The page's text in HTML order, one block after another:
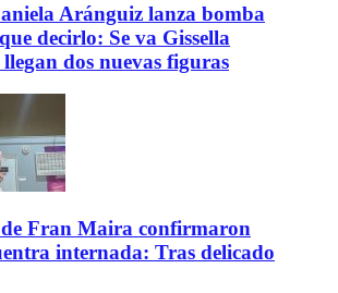
Aránguiz lanza bomba
decirlo: Se va Gissella
dos nuevas figuras
Fran Maira confirmaron
internada: Tras delicado